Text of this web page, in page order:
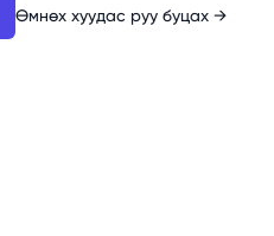
Өмнөх хуудас руу буцах →